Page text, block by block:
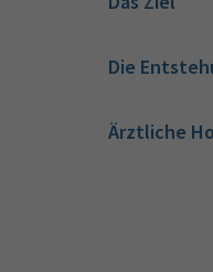
Die
Ärztliche